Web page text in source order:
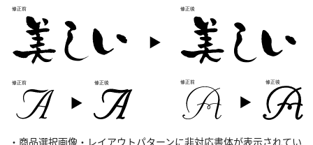
・商品選択画像・レイアウトパターンに非対応書体が表示されてい